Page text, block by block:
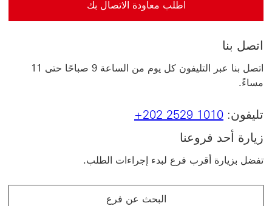
اطلب معاودة الاتصال بك
اطلب معاودة الاتصال بك سيتم فتح هذا الرابط في نافذة جديدة
اتصل بنا
اتصل بنا عبر التليفون كل يوم من الساعة 9 صباحًا حتى 11
مساءً.
تليفون: +202 2529 1010
زيارة أحد فروعنا
تفضل بزيارة أقرب فرع لبدء إجراءات الطلب.
البحث عن فرع